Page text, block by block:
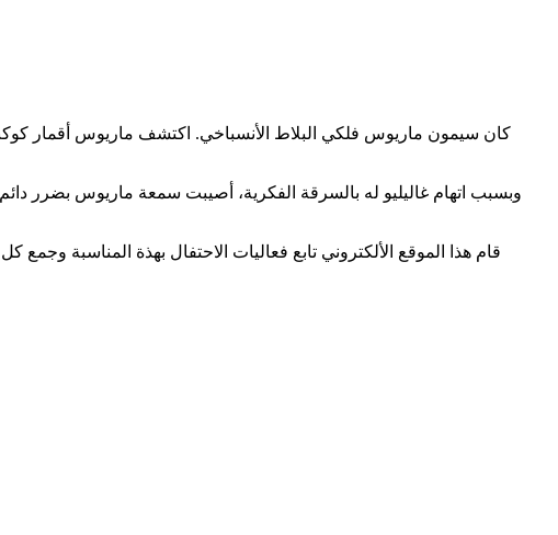
قام هذا الموقع الألكتروني تابع فعاليات الاحتفال بهذة المناسبة